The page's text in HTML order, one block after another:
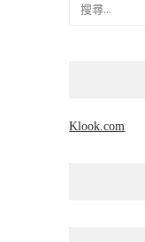
Klook.com